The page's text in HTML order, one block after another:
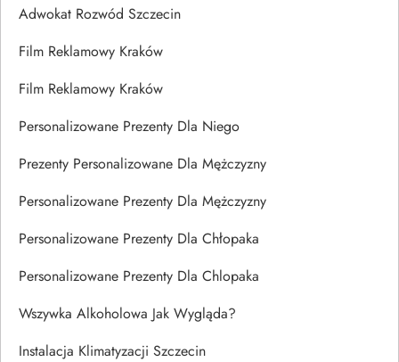
Adwokat Rozwód Szczecin
Film Reklamowy Kraków
Film Reklamowy Kraków
Personalizowane Prezenty Dla Niego
Prezenty Personalizowane Dla Mężczyzny
Personalizowane Prezenty Dla Mężczyzny
Personalizowane Prezenty Dla Chłopaka
Personalizowane Prezenty Dla Chlopaka
Wszywka Alkoholowa Jak Wygląda?
Instalacja Klimatyzacji Szczecin